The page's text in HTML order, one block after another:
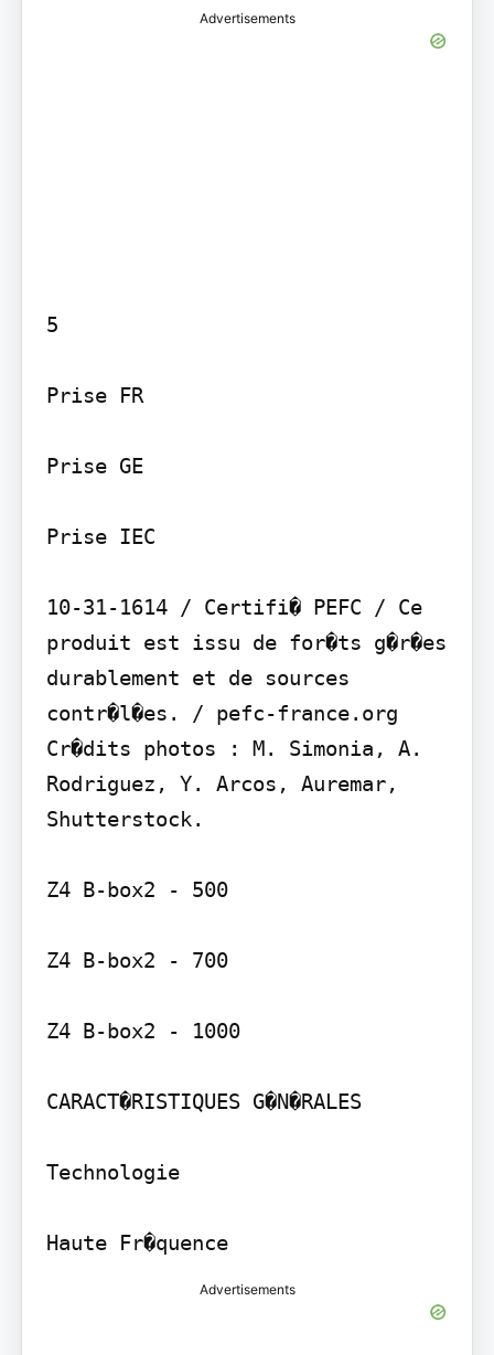
Advertisements
5
Prise FR
Prise GE
Prise IEC
10-31-1614 / Certifi� PEFC / Ce
produit est issu de for�ts g�r�es
durablement et de sources
contr�l�es. / pefc-france.org
Cr�dits photos : M. Simonia, A.
Rodriguez, Y. Arcos, Auremar,
Shutterstock.
Z4 B-box2 - 500
Z4 B-box2 - 700
Z4 B-box2 - 1000
CARACT�RISTIQUES G�N�RALES
Technologie
Haute Fr�quence
Advertisements